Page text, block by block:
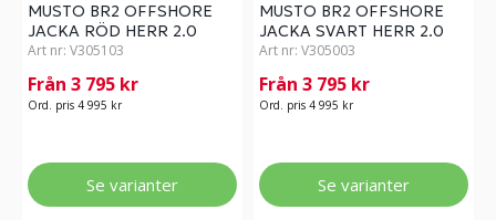
MUSTO BR2 OFFSHORE
JACKA RÖD HERR 2.0
Art nr: V305103
Från 3 795 kr
Ord. pris 4 995 kr
Se varianter
MUSTO BR2 OFFSHORE
JACKA SVART HERR 2.0
Art nr: V305003
Från 3 795 kr
Ord. pris 4 995 kr
Se varianter